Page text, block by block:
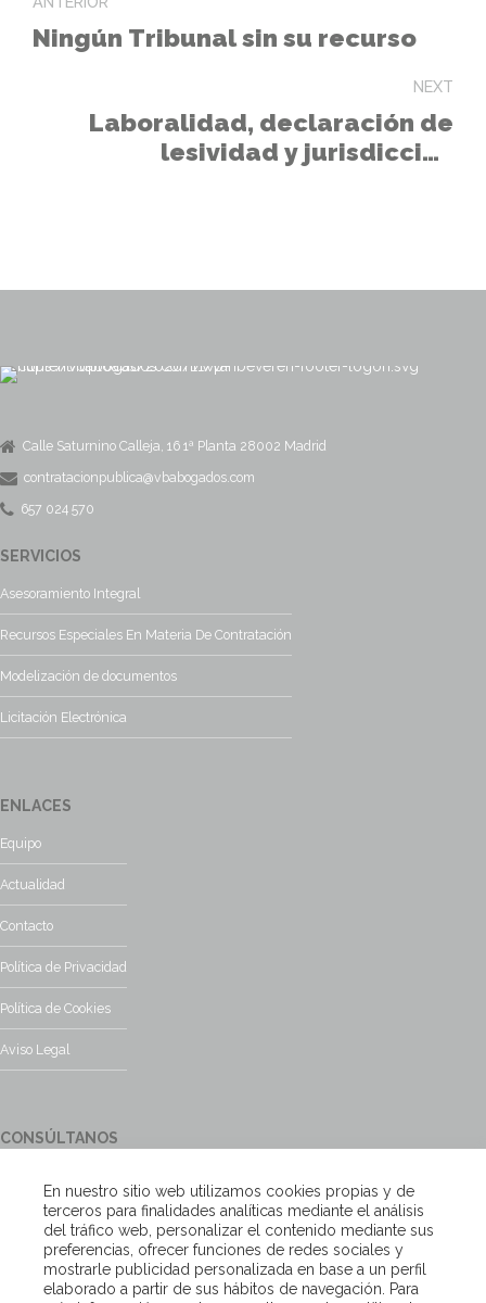
Ningún Tribunal sin su recurso
NEXT
Laboralidad, declaración de
lesividad y jurisdicción
Calle Saturnino Calleja, 16 1ª Planta 28002 Madrid
contratacionpublica@vbabogados.com
657 024 570
SERVICIOS
Asesoramiento Integral
Recursos Especiales En Materia De Contratación
Modelización de documentos
Licitación Electrónica
ENLACES
Equipo
Actualidad
Contacto
Política de Privacidad
Política de Cookies
Aviso Legal
CONSÚLTANOS
encantados
Escríbenos
En nuestro sitio web utilizamos cookies propias y de
terceros para finalidades analíticas mediante el análisis
del tráfico web, personalizar el contenido mediante sus
preferencias, ofrecer funciones de redes sociales y
mostrarle publicidad personalizada en base a un perfil
elaborado a partir de sus hábitos de navegación. Para